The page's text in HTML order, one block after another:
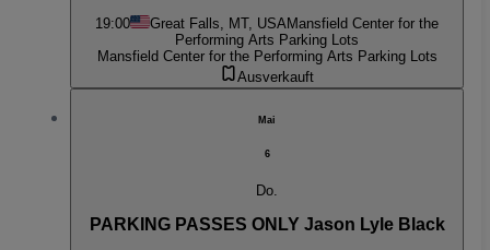
19:00 Great Falls, MT, USAMansfield Center for the
Performing Arts Parking Lots
Mansfield Center for the Performing Arts Parking Lots
Ausverkauft
Mai
6
Do.
PARKING PASSES ONLY Jason Lyle Black